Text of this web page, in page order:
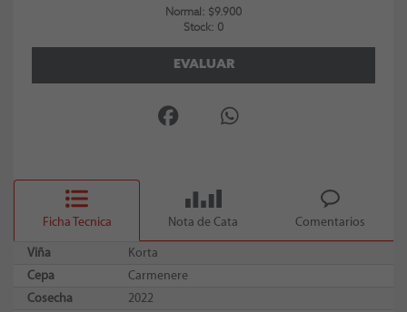
Normal: $9.900
Stock: 0
EVALUAR
Ficha Tecnica Nota de Cata Comentarios
Viña
Korta
Cepa
Carmenere
Cosecha
2022